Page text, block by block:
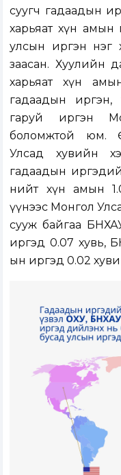
суугч гадаадын
харьяат хүн амын
улсын иргэн нэг
заасан. Хуулийн
харьяат хүн
гадаадын
гаруй иргэн
боломжтой юм.
Улсад хувийн
гадаадын
нийт хүн амын
үүнээс Монгол
сууж байгаа
иргэд 0.07 хувь,
ын иргэд 0.02